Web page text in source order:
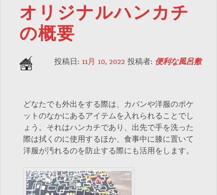
オリジナルハンカチ
の概要
投稿日: 11月 10, 2022 投稿者: 便利な風呂敷
どなたでも外出をする際は、カバンや洋服のポケ
ットのなかにあるアイテムを入れられることでし
ょう。それはハンカチであり、出先で手を洗った
際は拭くのに使用するほか、食事中に膝に置いて
洋服が汚れるのを防止する際にも活用をします。